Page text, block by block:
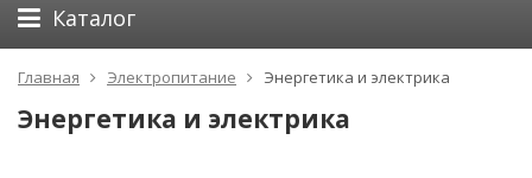
Каталог
Главная Электропитание Энергетика и электрика
Энергетика и электрика